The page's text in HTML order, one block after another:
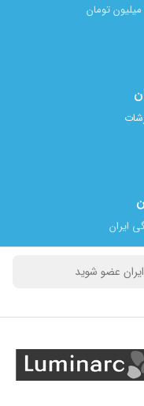
تومان
ایران